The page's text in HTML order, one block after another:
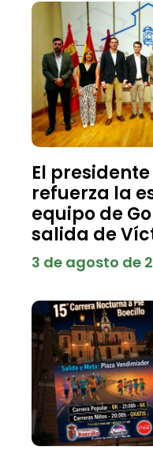
El
refuerza la
equipo de
salida de
3 de agosto de